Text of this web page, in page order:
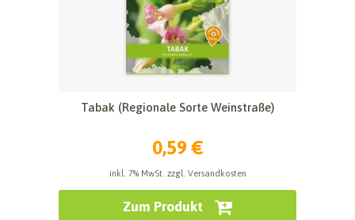
Tabak (Regionale Sorte Weinstraße)
0,59 €
inkl. 7% MwSt. zzgl. Versandkosten
Zum Produkt